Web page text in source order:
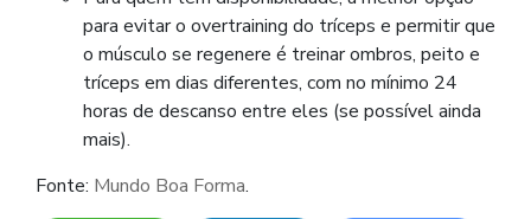
para evitar o overtraining do tríceps e permitir que
o músculo se regenere é treinar ombros, peito e
tríceps em dias diferentes, com no mínimo 24
horas de descanso entre eles (se possível ainda
mais).
Fonte: Mundo Boa Forma.